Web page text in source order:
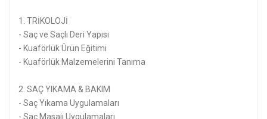
1. TRİKOLOJİ
- Saç ve Saçlı Deri Yapısı
- Kuaförlük Ürün Eğitimi
- Kuaförlük Malzemelerini Tanıma
2. SAÇ YIKAMA & BAKIM
- Saç Yıkama Uygulamaları
- Saç Masajı Uygulamaları